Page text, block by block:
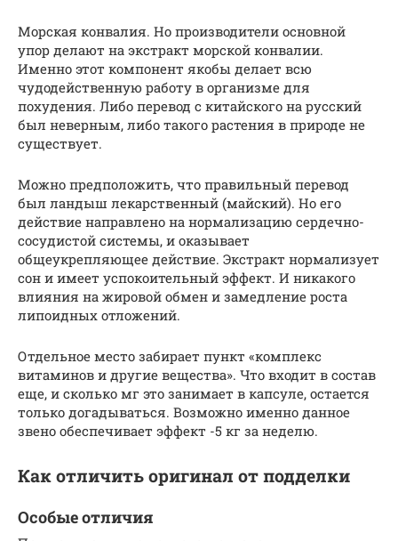
Морская конвалия. Но производители основной
упор делают на экстракт морской конвалии.
Именно этот компонент якобы делает всю
чудодейственную работу в организме для
похудения. Либо перевод с китайского на русский
был неверным, либо такого растения в природе не
существует.
Можно предположить, что правильный перевод
был ландыш лекарственный (майский). Но его
действие направлено на нормализацию сердечно-
сосудистой системы, и оказывает
общеукрепляющее действие. Экстракт нормализует
сон и имеет успокоительный эффект. И никакого
влияния на жировой обмен и замедление роста
липоидных отложений.
Отдельное место забирает пункт «комплекс
витаминов и другие вещества». Что входит в состав
еще, и сколько мг это занимает в капсуле, остается
только догадываться. Возможно именно данное
звено обеспечивает эффект -5 кг за неделю.
Как отличить оригинал от подделки
Особые отличия